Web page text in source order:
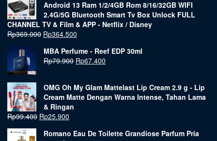
Android 13 Ram 1/2/4GB Rom 8/16/32GB WIFI
2.4G/5G Bluetooth Smart Tv Box Unlock FULL
CHANNEL TV & Film & APP - Netflix / Disney
Rp369.000 Rp364.500
MBA Perfume - Reef EDP 30ml
Rp79.900 Rp67.400
OMG Oh My Glam Mattelast Lip Cream 2.9 g - Lip
Cream Matte Dengan Warna Intense, Tahan Lama
& Ringan
Rp99.400 Rp25.900
Romano Eau De Toilette Grandiose Parfum Pria